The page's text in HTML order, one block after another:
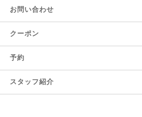
お問い合わせ
クーポン
予約
スタッフ紹介